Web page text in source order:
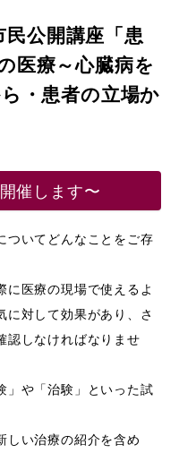
民公開講座「患
医療～心臓病を
・患者の立場か
催します〜
いてどんなことをご存
に医療の現場で使えるよ
に対して効果があり、さ
認しなければなりませ
」や「治験」といった試
しい治療の紹介を含め